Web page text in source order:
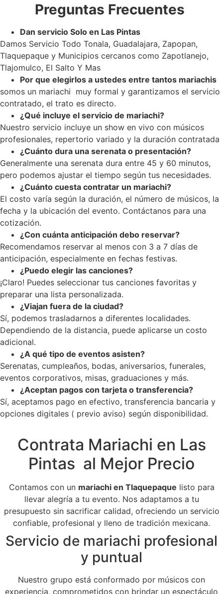
Preguntas Frecuentes
Dan servicio Solo en Las Pintas
Damos Servicio Todo Tonala, Guadalajara, Zapopan,
Tlaquepaque y Municipios cercanos como Zapotlanejo,
Tlajomulco, El Salto Y Mas
Por que elegirlos a ustedes entre tantos mariachis
somos un mariachi muy formal y garantizamos el servicio
contratado, el trato es directo.
¿Qué incluye el servicio de mariachi?
Nuestro servicio incluye un show en vivo con músicos
profesionales, repertorio variado y la duración contratada
¿Cuánto dura una serenata o presentación?
Generalmente una serenata dura entre 45 y 60 minutos,
pero podemos ajustar el tiempo según tus necesidades.
¿Cuánto cuesta contratar un mariachi?
El costo varía según la duración, el número de músicos, la
fecha y la ubicación del evento. Contáctanos para una
cotización.
¿Con cuánta anticipación debo reservar?
Recomendamos reservar al menos con 3 a 7 días de
anticipación, especialmente en fechas festivas.
¿Puedo elegir las canciones?
¡Claro! Puedes seleccionar tus canciones favoritas y
preparar una lista personalizada.
¿Viajan fuera de la ciudad?
Sí, podemos trasladarnos a diferentes localidades.
Dependiendo de la distancia, puede aplicarse un costo
adicional.
¿A qué tipo de eventos asisten?
Serenatas, cumpleaños, bodas, aniversarios, funerales,
eventos corporativos, misas, graduaciones y más.
¿Aceptan pagos con tarjeta o transferencia?
Sí, aceptamos pago en efectivo, transferencia bancaria y
opciones digitales ( previo aviso) según disponibilidad.
Contrata Mariachi en Las
Pintas al Mejor Precio
Contamos con un mariachi en Tlaquepaque listo para
llevar alegría a tu evento. Nos adaptamos a tu
presupuesto sin sacrificar calidad, ofreciendo un servicio
confiable, profesional y lleno de tradición mexicana.
Servicio de mariachi profesional
y puntual
Nuestro grupo está conformado por músicos con
experiencia, comprometidos con brindar un espectáculo